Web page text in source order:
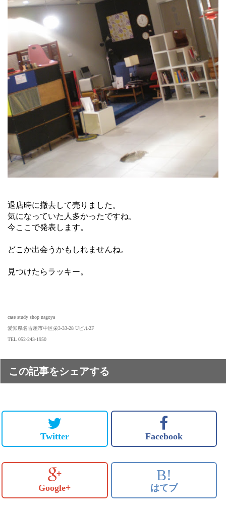
退店時に撤去して売りました。
気になっていた人多かったですね。
今ここで発表します。
どこか出会うかもしれませんね。
見つけたらラッキー。
case study shop nagoya
愛知県名古屋市中区栄3-33-28 Uビル2F
TEL 052-243-1950
この記事をシェアする
Twitter Facebook
Google+
B!
はてブ